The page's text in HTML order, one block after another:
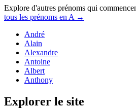
Explore d'autres prénoms qui
tous les prénoms enA→
André
Alain
Alexandre
Antoine
Albert
Anthony
Explorer le site